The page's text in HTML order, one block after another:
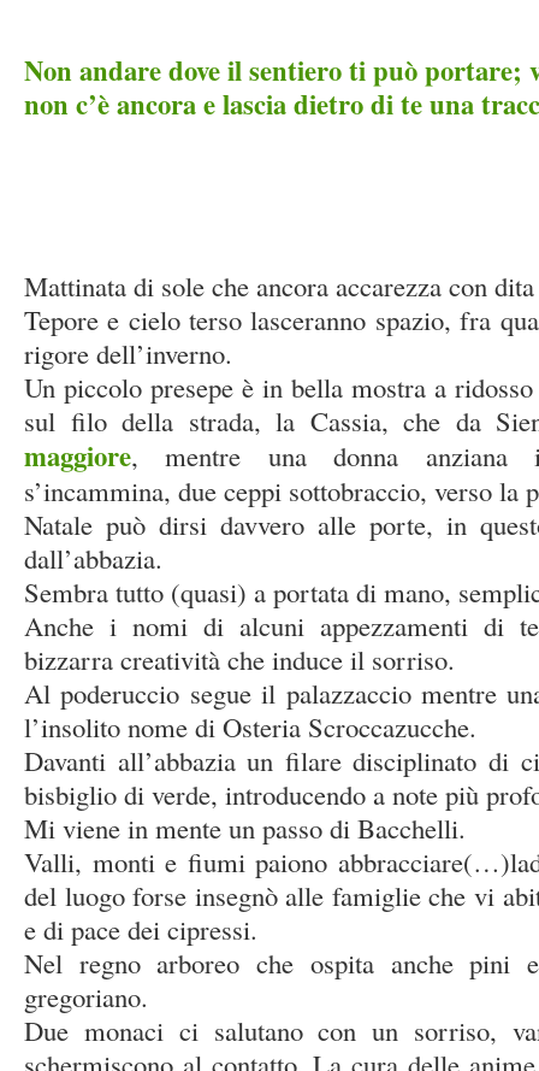
Non andare dove il sentiero ti può portare;
non c’è ancora e lascia dietro di te una
Mattinata di sole che ancora accarezza con
Tepore e cielo terso lasceranno spazio, fra
rigore dell’inverno.
Un piccolo presepe è in bella mostra a
sul filo della strada, la Cassia, che da
maggiore, mentre una donna anziana
s’incammina, due ceppi sottobraccio, verso la
Natale può dirsi davvero alle porte, in
dall’abbazia.
Sembra tutto (quasi) a portata di mano,
Anche i nomi di alcuni appezzamenti di
bizzarra creatività che induce il sorriso.
Al poderuccio segue il palazzaccio mentre
l’insolito nome di Osteria Scroccazucche.
Davanti all’abbazia un filare disciplinato di
bisbiglio di verde, introducendo a note più
Mi viene in mente un passo di Bacchelli.
Valli, monti e fiumi paiono
del luogo forse insegnò alle famiglie che vi
e di pace dei cipressi.
Nel regno arboreo che ospita anche pini
gregoriano.
Due monaci ci salutano con un sorriso,
schermiscono al contatto. La cura delle